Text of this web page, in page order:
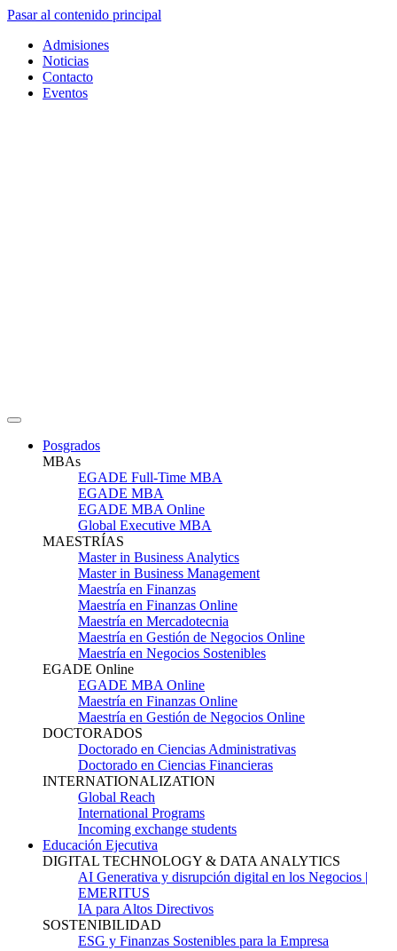
Pasar al contenido principal
Admisiones
Noticias
Contacto
Eventos
Posgrados
MBAs
EGADE Full-Time MBA
EGADE MBA
EGADE MBA Online
Global Executive MBA
MAESTRÍAS
Master in Business Analytics
Master in Business Management
Maestría en Finanzas
Maestría en Finanzas Online
Maestría en Mercadotecnia
Maestría en Gestión de Negocios Online
Maestría en Negocios Sostenibles
EGADE Online
EGADE MBA Online
Maestría en Finanzas Online
Maestría en Gestión de Negocios Online
DOCTORADOS
Doctorado en Ciencias Administrativas
Doctorado en Ciencias Financieras
INTERNATIONALIZATION
Global Reach
International Programs
Incoming exchange students
Educación Ejecutiva
DIGITAL TECHNOLOGY & DATA ANALYTICS
AI Generativa y disrupción digital en los Negocios |
EMERITUS
IA para Altos Directivos
SOSTENIBILIDAD
ESG y Finanzas Sostenibles para la Empresa